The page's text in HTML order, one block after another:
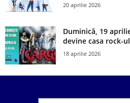
20 aprilie 2026
Duminică, 19
devine casa rock-
18 aprilie 2026